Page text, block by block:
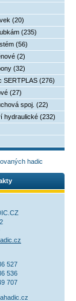
(20)
(235)
(56)
(2)
(32)
SERTPLAS (276)
(27)
spoj. (22)
hydraulické (232)
527
536
707